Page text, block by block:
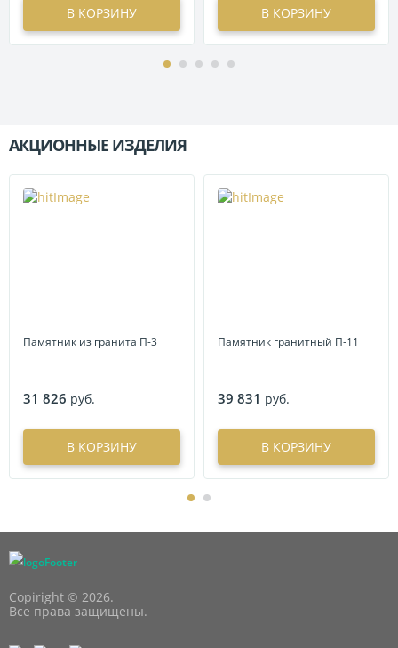
В КОРЗИНУ В КОРЗИНУ
АКЦИОННЫЕ ИЗДЕЛИЯ
Памятник из гранита П-3
31 826 руб.
В КОРЗИНУ
Памятник гранитный П-11
39 831 руб.
В КОРЗИНУ
Copiright © 2026.
Все права защищены.